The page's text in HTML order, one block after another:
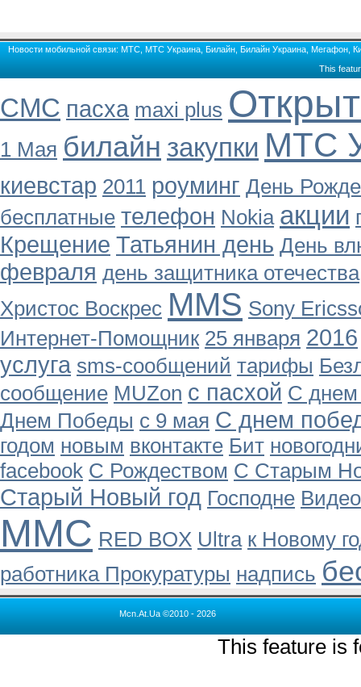
Новости мобильной связи: МТС, МТС Украина, Билайн, Билайн Украина, Мегафон,
This
СМС пасха maxi plus
1 Мая билайн закупки МТС
киевстар 2011 роуминг День
бесплатные телефон Nokia акции
Крещение Татьянин день День
февраля день защитника отечества
Христос Воскрес MMS Sony
Интернет-Помощник 25 января 2016
услуга sms-сообщений тарифы
сообщение MUZon с пасхой С днем
Днем Победы с 9 мая С днем
годом новым вконтакте Бит
facebook С Рождеством С Старым
Старый Новый год Господне
ММС RED BOX Ultra к Новому
работника Прокуратуры надпись
Mcn.At.Ua ©2010 - 2026
This feature is